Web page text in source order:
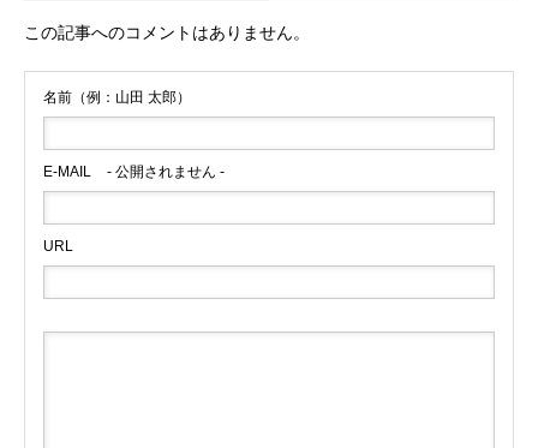
この記事へのコメントはありません。
名前（例：山田 太郎）
E-MAIL - 公開されません -
URL